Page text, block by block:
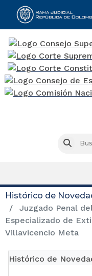
Histórico de
Juzgado Penal
Especializado de
Villavicencio Meta
Histórico de